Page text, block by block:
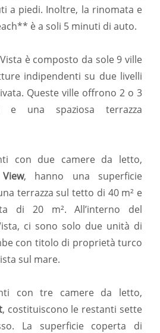
a piedi. Inoltre, la rinomata e
è a soli 5 minuti di auto.
è composto da sole 9 ville
indipendenti su due livelli
Queste ville offrono 2 o 3
e una spaziosa terrazza
con due camere da letto,
, hanno una superficie
terrazza sul tetto di 40 m² e
di 20 m². All’interno del
ci sono solo due unità di
con titolo di proprietà turco
sul mare.
con tre camere da letto,
, costituiscono le restanti sette
La superficie coperta di